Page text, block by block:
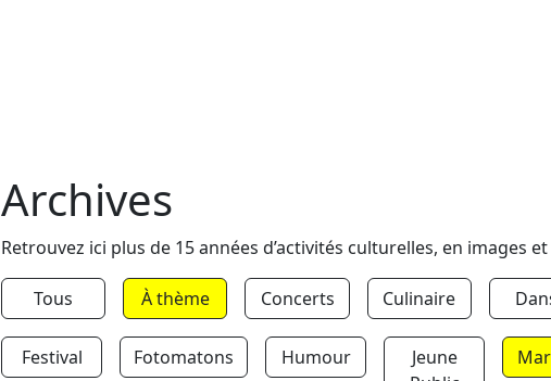
Archives
Retrouvez ici plus de 15 années d’activités culturelles, en images
Tous À thème Concerts Culinaire
Festival Fotomatons Humour
Jeune